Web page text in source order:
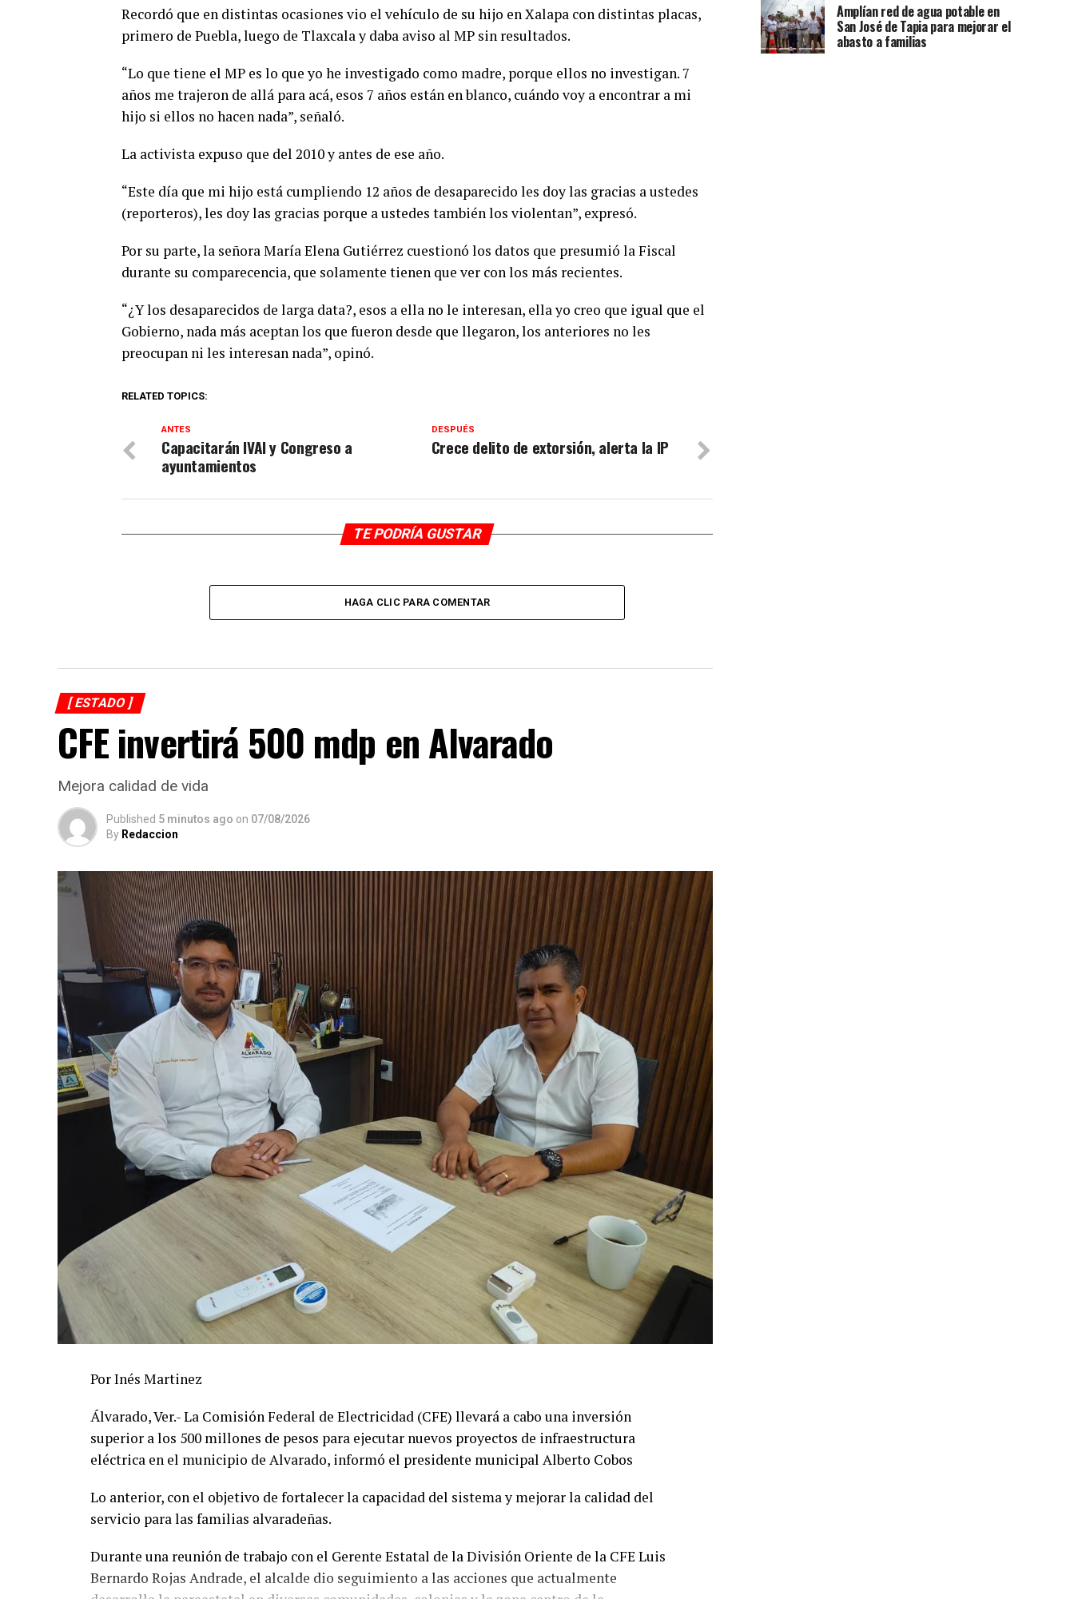
Recordó que en distintas ocasiones vio el vehículo de su hijo en Xalapa con distintas placas,
primero de Puebla, luego de Tlaxcala y daba aviso al MP sin resultados.
“Lo que tiene el MP es lo que yo he investigado como madre, porque ellos no investigan. 7
años me trajeron de allá para acá, esos 7 años están en blanco, cuándo voy a encontrar a mi
hijo si ellos no hacen nada”, señaló.
La activista expuso que del 2010 y antes de ese año.
“Este día que mi hijo está cumpliendo 12 años de desaparecido les doy las gracias a ustedes
(reporteros), les doy las gracias porque a ustedes también los violentan”, expresó.
Por su parte, la señora María Elena Gutiérrez cuestionó los datos que presumió la Fiscal
durante su comparecencia, que solamente tienen que ver con los más recientes.
“¿Y los desaparecidos de larga data?, esos a ella no le interesan, ella yo creo que igual que el
Gobierno, nada más aceptan los que fueron desde que llegaron, los anteriores no les
preocupan ni les interesan nada”, opinó.
RELATED TOPICS:
DESPUÉS
Crece delito de extorsión, alerta la IP
ANTES
Capacitarán IVAI y Congreso a
ayuntamientos
TE PODRÍA GUSTAR
HAGA CLIC PARA COMENTAR
[ ESTADO ]
CFE invertirá 500 mdp en Alvarado
Mejora calidad de vida
Published 5 minutos ago on 07/08/2026
By Redaccion
Por Inés Martinez
Álvarado, Ver.- La Comisión Federal de Electricidad (CFE) llevará a cabo una inversión
superior a los 500 millones de pesos para ejecutar nuevos proyectos de infraestructura
eléctrica en el municipio de Alvarado, informó el presidente municipal Alberto Cobos
Lo anterior, con el objetivo de fortalecer la capacidad del sistema y mejorar la calidad del
servicio para las familias alvaradeñas.
Durante una reunión de trabajo con el Gerente Estatal de la División Oriente de la CFE Luis
Bernardo Rojas Andrade, el alcalde dio seguimiento a las acciones que actualmente
Amplían red de agua potable en
San José de Tapia para mejorar el
abasto a familias